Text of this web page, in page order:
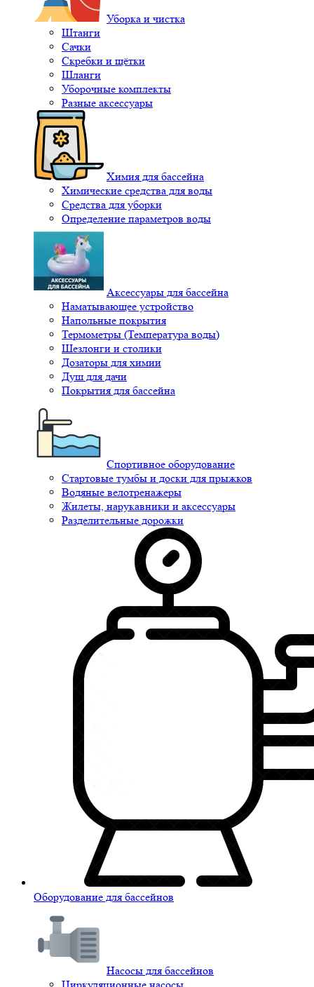
Уборка и чистка
Штанги
Сачки
Скребки и щётки
Шланги
Уборочные комплекты
Разные аксессуары
Химия для бассейна
Химические средства для воды
Средства для уборки
Определение параметров воды
Аксессуары для бассейна
Наматывающее устройство
Напольные покрытия
Термометры (Температура воды)
Шезлонги и столики
Дозаторы для химии
Душ для дачи
Покрытия для бассейна
Спортивное оборудование
Стартовые тумбы и доски для прыжков
Водяные велотренажеры
Жилеты, нарукавники и аксессуары
Разделительные дорожки
Оборудование для бассейнов
Насосы для бассейнов